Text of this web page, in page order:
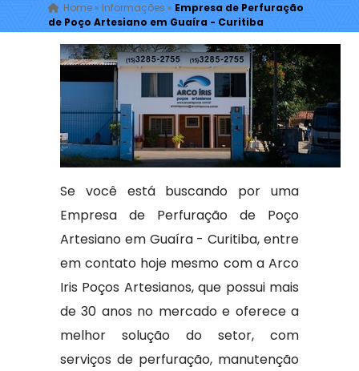
Home» Informações » Empresa de Perfuração
de Poço Artesiano em Guaíra - Curitiba
Se você está buscando por uma
Empresa de Perfuração de Poço
Artesiano em Guaíra - Curitiba, entre
em contato hoje mesmo com a Arco
Iris Poços Artesianos, que possui mais
de 30 anos no mercado e oferece a
melhor solução do setor, com
serviços de perfuração, manutenção